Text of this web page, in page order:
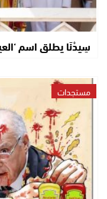
سِيدْنَا يطلق اسم
مستجدات